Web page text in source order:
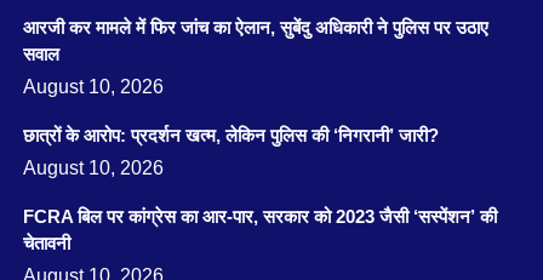
आरजी कर मामले में फिर जांच का ऐलान, सुबेंदु अधिकारी ने पुलिस पर उठाए
सवाल
August 10, 2026
छात्रों के आरोप: प्रदर्शन खत्म, लेकिन पुलिस की ‘निगरानी’ जारी?
August 10, 2026
FCRA बिल पर कांग्रेस का आर-पार, सरकार को 2023 जैसी ‘सस्पेंशन’ की
चेतावनी
August 10, 2026